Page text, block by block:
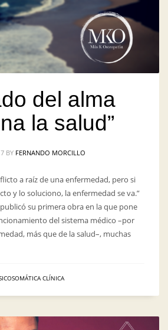
del alma
la salud”
BY FERNANDO MORCILLO
a raíz de una enfermedad, pero si
y lo soluciono, la enfermedad se va.”
su primera obra en la que pone
del sistema médico –por
más que de la salud–, muchas
CLÍNICA